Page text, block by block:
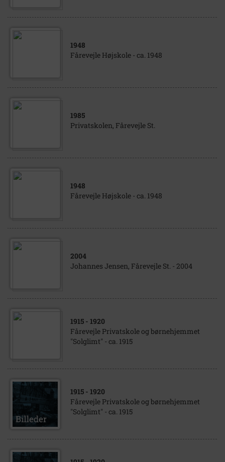
1948
Fårevejle Højskole - ca. 1948
1985
Privatskolen, Fårevejle St.
1948
Fårevejle Højskole - ca. 1948
2004
Johannes Jensen, Fårevejle St. - 2004
1915 - 1920
Fårevejle Privatskole og børnehjemmet
"Solglimt" - ca. 1915
1915 - 1920
Fårevejle Privatskole og børnehjemmet
"Solglimt" - ca. 1915